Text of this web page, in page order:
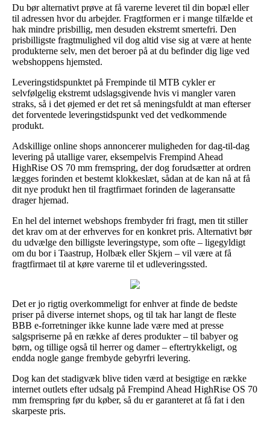
Du bør alternativt prøve at få varerne leveret til din bopæl eller
til adressen hvor du arbejder. Fragtformen er i mange tilfælde et
hak mindre prisbillig, men desuden ekstremt smertefri. Den
prisbilligste fragtmulighed vil dog altid vise sig at være at hente
produkterne selv, men det beroer på at du befinder dig lige ved
webshoppens hjemsted.
Leveringstidspunktet på Frempinde til MTB cykler er
selvfølgelig ekstremt udslagsgivende hvis vi mangler varen
straks, så i det øjemed er det ret så meningsfuldt at man efterser
det forventede leveringstidspunkt ved det vedkommende
produkt.
Adskillige online shops annoncerer muligheden for dag-til-dag
levering på utallige varer, eksempelvis Frempind Ahead
HighRise OS 70 mm fremspring, der dog forudsætter at ordren
lægges forinden et bestemt klokkeslæt, sådan at de kan nå at få
dit nye produkt hen til fragtfirmaet forinden de lageransatte
drager hjemad.
En hel del internet webshops frembyder fri fragt, men tit stiller
det krav om at der erhverves for en konkret pris. Alternativt bør
du udvælge den billigste leveringstype, som ofte – ligegyldigt
om du bor i Taastrup, Holbæk eller Skjern – vil være at få
fragtfirmaet til at køre varerne til et udleveringssted.
Det er jo rigtig overkommeligt for enhver at finde de bedste
priser på diverse internet shops, og til tak har langt de fleste
BBB e-forretninger ikke kunne lade være med at presse
salgspriserne på en række af deres produkter – til babyer og
børn, og tillige også til herrer og damer – eftertrykkeligt, og
endda nogle gange frembyde gebyrfri levering.
Dog kan det stadigvæk blive tiden værd at besigtige en række
internet outlets efter udsalg på Frempind Ahead HighRise OS 70
mm fremspring før du køber, så du er garanteret at få fat i den
skarpeste pris.